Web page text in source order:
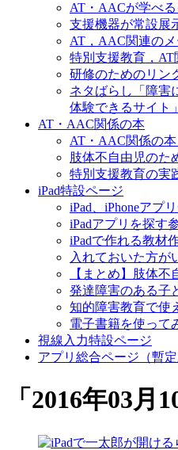
AT・AACが学べ
支援機器が常設展
AT，AAC関連の
特別支援教育，
研修のためのリン
ネタばらし「障害
体験できるサイト
AT・AAC関係の本
AT・AAC関係の本
肢体不自由児のた
特別支援教育の実
iPad特設ページ
iPad、iPhoneアプ
iPadアプリを探す
iPadで作れる教材
入れておいた方が
【まとめ】肢体不
発達障害のある子
知的障害教育で使
電子書籍を使って
視線入力特設ページ
アプリ総合ページ（暫定
「 2016年03月